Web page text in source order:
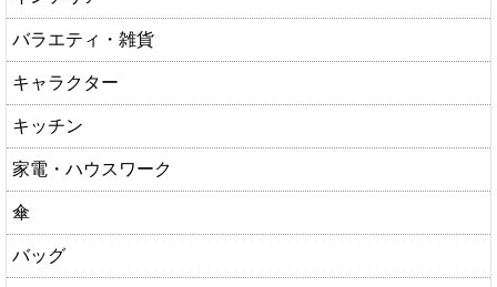
バラエティ・雑貨
キャラクター
キッチン
家電・ハウスワーク
傘
バッグ